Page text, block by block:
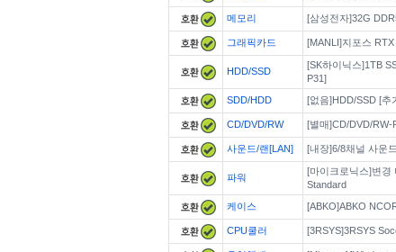
메모리 [삼성전자]32G
그래픽카드 [MANLI]지포스
HDD/SSD
[SK하이닉스]1TB
P31]
SDD/HDD
[없음]HDD/SSD [추
CD/DVD/RW [별매]CD/DVD/RW-
사운드/랜[LAN] [내장]6/8채널 사운
파워
[마이크로닉스]변경
Standard
케이스
[ABKO]ABKO
CPU쿨러 [3RSYS]3RSYS